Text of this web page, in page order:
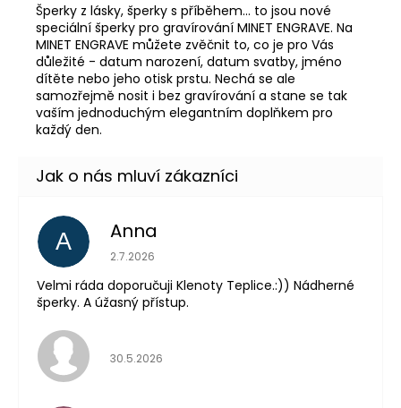
Šperky z lásky, šperky s příběhem... to jsou nové
speciální šperky pro gravírování MINET ENGRAVE. Na
MINET ENGRAVE můžete zvěčnit to, co je pro Vás
důležité - datum narození, datum svatby, jméno
dítěte nebo jeho otisk prstu. Nechá se ale
samozřejmě nosit i bez gravírování a stane se tak
vaším jednoduchým elegantním doplňkem pro
každý den.
A Anna
Hodnocení obchodu je 5 z 5 hvězdiček.
2.7.2026
Velmi ráda doporučuji Klenoty Teplice.:)) Nádherné
šperky. A úžasný přístup.
Hodnocení obchodu je 5 z 5 hvězdiček.
30.5.2026